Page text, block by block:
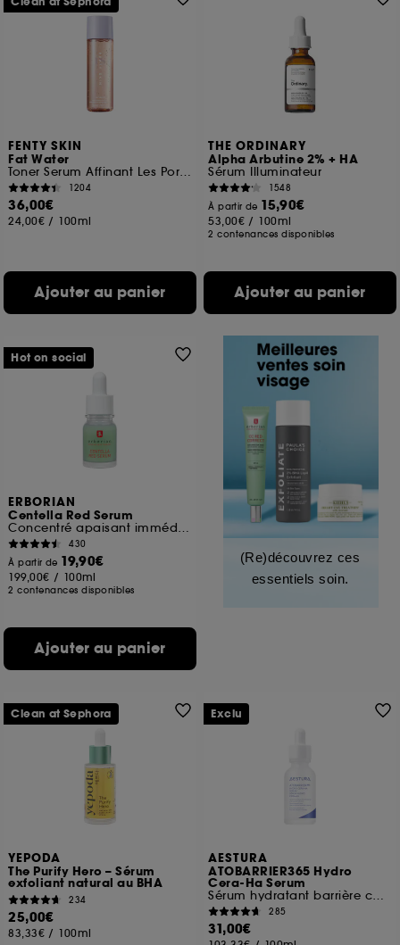
FENTY SKIN
Fat Water
Toner Serum Affinant Les Pores
1204
36,00€
24,00€ / 100ml
Ajouter au panier
THE ORDINARY
Alpha Arbutine 2% + HA
Sérum Illuminateur
1548
À partir de 15,90€
53,00€ / 100ml
2 contenances disponibles
Ajouter au panier
ERBORIAN
Centella Red Serum
Concentré apaisant immédiat
430
À partir de 19,90€
199,00€ / 100ml
2 contenances disponibles
Ajouter au panier
Hot on social
(Re)découvrez ces
essentiels soin.
YEPODA
The Purify Hero – Sérum
exfoliant natural au BHA
234
25,00€
83,33€ / 100ml
Clean at Sephora
AESTURA
ATOBARRIER365 Hydro
Cera-Ha Serum
Sérum hydratant barrière cutanée
285
31,00€
Exclu